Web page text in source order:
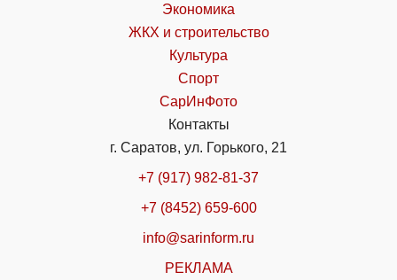
Экономика
ЖКХ и строительство
Культура
Спорт
СарИнФото
Контакты
г. Саратов, ул. Горького, 21
+7 (917) 982-81-37
+7 (8452) 659-600
info@sarinform.ru
РЕКЛАМА